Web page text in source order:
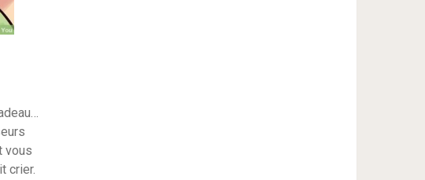
vous
crier.